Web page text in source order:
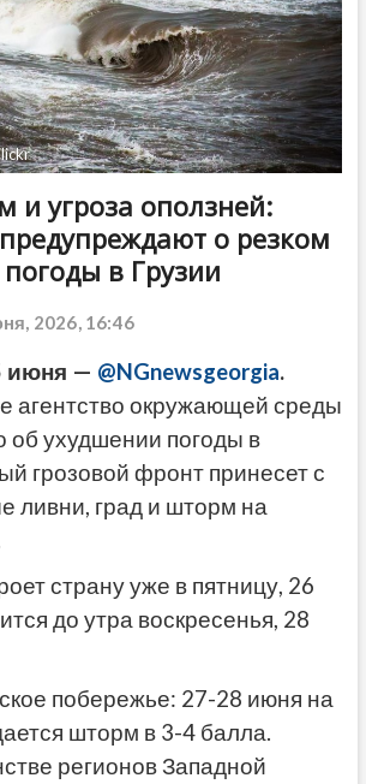
и угроза оползней:
о резком
в Грузии
2026, 16:46
июня — @NGnewsgeorgia.
агентство окружающей среды
об ухудшении погоды в
грозовой фронт принесет с
ливни, град и шторм на
страну уже в пятницу, 26
до утра воскресенья, 28
побережье: 27-28 июня на
шторм в 3-4 балла.
регионов Западной